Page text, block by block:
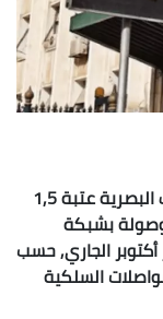
تخطى عدد الأسر الجزائرية الموصولة بالالياف البصرية عتبة 1,5
بشبكة
شهر أكتوبر الجاري, حسب
السلكية